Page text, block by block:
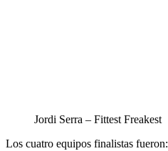
Jordi Serra – Fittest Freakest
Los cuatro equipos finalistas fueron: